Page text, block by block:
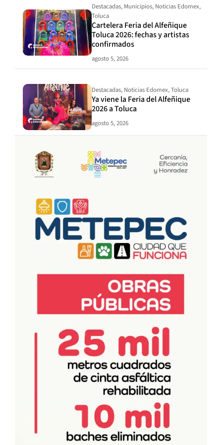
Destacadas, Municipios, Noticias Edomex,
Toluca
Cartelera Feria del Alfeñique
Toluca 2026: fechas y artistas
confirmados
agosto 5, 2026
Destacadas, Noticias Edomex,Toluca
Ya viene la Feria del Alfeñique
2026 a Toluca
agosto 5, 2026